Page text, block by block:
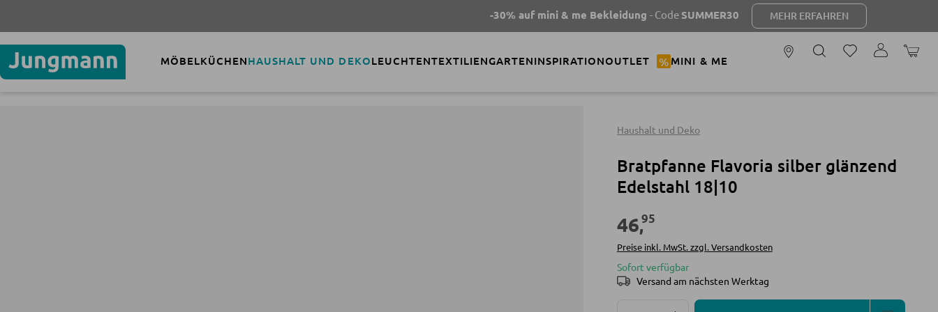
-30% auf mini & me Bekleidung- CodeSUMMER30 MEHR ERFAHREN
MÖBELKÜCHENHAUSHALT UND DEKOLEUCHTENTEXTILIENGARTENINSPIRATIONOUTLET % MINI & ME
Haushalt und Deko
Bratpfanne Flavoria silber glänzend
Edelstahl 18|10
46,95
Preise inkl. MwSt. zzgl. Versandkosten
Sofort verfügbar
Versand am nächsten Werktag
Produkt Anzahl: Gib den gewünschten Wert ein